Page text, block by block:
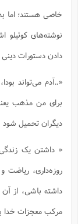
خاصی هستند؛ اما
نوشته‌های کوئیلو
دادن دستورات دینی
«..آدم می‌تواند
برای من مذهب
دیگران تحمیل شود
« داشتن یک
روزه‌داری،
داشته باشی، از
مرکب معجزات خدا